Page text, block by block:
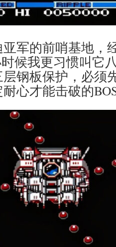
军的前哨基地，
候我更习惯叫它
钢板保护，必须
心才能击破的